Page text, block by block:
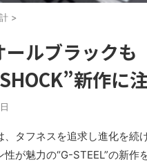
>
ールブラックも
新作に
、タフネスを追求し進化を続
が魅力の“G-STEEL”の新作